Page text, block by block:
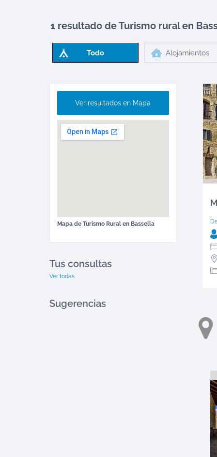
1 resultado de Turismo rural en
Todo Alojamientos
Ver resultados en Mapa
Mapa de Turismo Rural en Bassella
Tus consultas
Ver todas
Sugerencias